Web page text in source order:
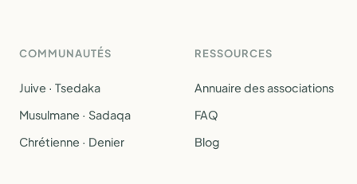
COMMUNAUTÉS
Juive · Tsedaka
Musulmane · Sadaqa
Chrétienne · Denier
RESSOURCES
Annuaire des associations
FAQ
Blog